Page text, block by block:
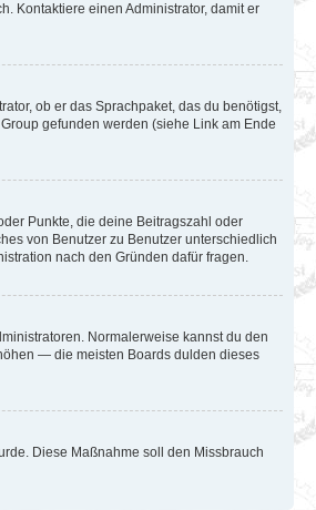
Kontaktiere einen Administrator, damit er
ob er das Sprachpaket, das du benötigst,
gefunden werden (siehe Link am Ende
Punkte, die deine Beitragszahl oder
von Benutzer zu Benutzer unterschiedlich
nach den Gründen dafür fragen.
Normalerweise kannst du den
— die meisten Boards dulden dieses
Diese Maßnahme soll den Missbrauch